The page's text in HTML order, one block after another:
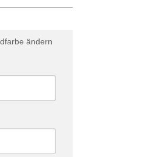
ändern